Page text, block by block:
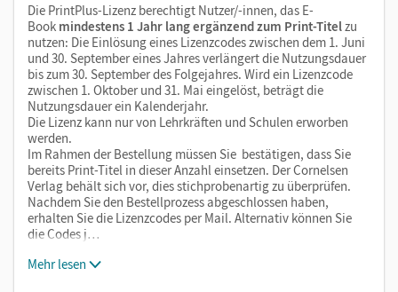
Die PrintPlus-Lizenz berechtigt Nutzer/-innen, das E-
Book mindestens 1 Jahr lang ergänzend zum Print-Titelzu
nutzen: Die Einlösung eines Lizenzcodes zwischen dem 1. Juni
und 30. September eines Jahres verlängert die Nutzungsdauer
bis zum 30. September des Folgejahres. Wird ein Lizenzcode
zwischen 1. Oktober und 31. Mai eingelöst, beträgt die
Nutzungsdauer ein Kalenderjahr.
Die Lizenz kann nur von Lehrkräften und Schulen erworben
werden.
Im Rahmen der Bestellung müssen Sie bestätigen, dass Sie
bereits Print-Titel in dieser Anzahl einsetzen. Der Cornelsen
Verlag behält sich vor, dies stichprobenartig zu überprüfen.
Nachdem Sie den Bestellprozess abgeschlossen haben,
erhalten Sie die Lizenzcodes per Mail. Alternativ können Sie
die Codes j…
Mehr lesen